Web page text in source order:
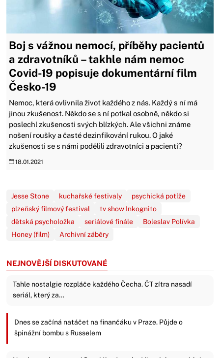
Boj s vážnou nemocí, příběhy pacientů
a zdravotníků – takhle nám nemoc
Covid-19 popisuje dokumentární film
Česko-19
Nemoc, která ovlivnila život každého z nás. Každý s ní má
jinou zkušenost. Někdo se s ní potkal osobně, někdo si
poslechl zkušenosti svých blízkých. Ale všichni známe
nošení roušky a časté dezinfikování rukou. O jaké
zkušenosti se s námi podělili zdravotníci a pacienti?
18.01.2021
Jesse Stone kuchařské festivaly
psychická potíže
plzeňský filmový festival
tv show Inkognito
dětská psycholožka
seriálové finále
Boleslav Polívka
Honey (film)
Archivní záběry
NEJNOVĚJŠÍ DISKUTOVANÉ
Tahle nostalgie rozpláče každého Čecha. ČT zítra nasadí
seriál, který za…
Dnes se začíná natáčet na finančáku v Praze. Půjde o
špinážní bombu s Russelem